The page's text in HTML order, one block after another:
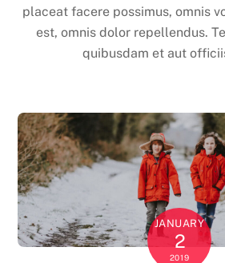
placeat facere possimus, omnis
est, omnis dolor repellendus.
quibusdam et aut
JANUARY
2
2019